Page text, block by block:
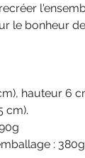
le bonheur
hauteur 6
cm).
: 380g